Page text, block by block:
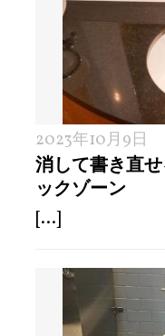
2023年10月9日
消して書き直
ックゾーン
[...]